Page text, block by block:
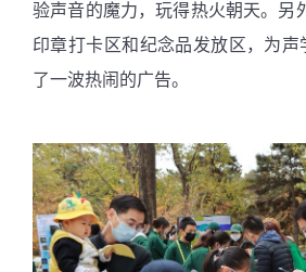
验声音的魔力，玩得热火朝天。另
印章打卡区和纪念品发放区，为声
了一波热闹的广告。